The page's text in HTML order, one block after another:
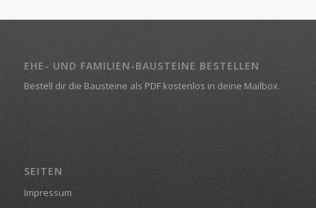
EHE- UND FAMILIEN-BAUSTEINE BESTELLEN
Bestell dir die Bausteine als PDF kostenlos in deine Mailbox.
SEITEN
Impressum